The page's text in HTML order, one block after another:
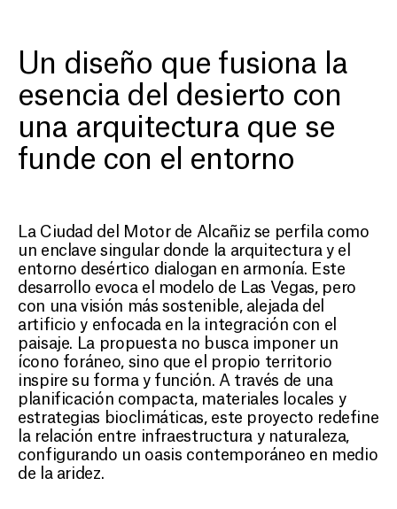
Gras desierto de Alcañiz
Un diseño que fusiona la
esencia del desierto con
una arquitectura que se
funde con el entorno
La Ciudad del Motor de Alcañiz se perfila como
un enclave singular donde la arquitectura y el
entorno desértico dialogan en armonía. Este
desarrollo evoca el modelo de Las Vegas, pero
con una visión más sostenible, alejada del
artificio y enfocada en la integración con el
paisaje. La propuesta no busca imponer un
ícono foráneo, sino que el propio territorio
inspire su forma y función. A través de una
planificación compacta, materiales locales y
estrategias bioclimáticas, este proyecto redefine
la relación entre infraestructura y naturaleza,
configurando un oasis contemporáneo en medio
de la aridez.